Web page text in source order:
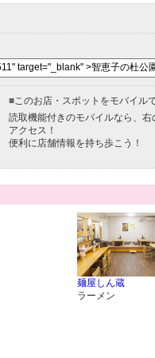
■ このお店・スポットをモバイル
読取機能付きのモバイルなら、
アクセス！
便利に店舗情報を持ち歩こう！
麺屋しん蔵
ラーメン